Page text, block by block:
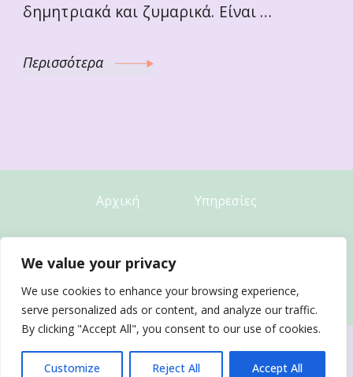
We value your privacy
We use cookies to enhance your browsing experience,
serve personalized ads or content, and analyze our traffic.
By clicking "Accept All", you consent to our use of cookies.
Customize Reject All Accept All
δημητριακά και ζυμαρικά. Είναι …
Περισσότερα
Αρχική Υπηρεσίες
Άρθρα Επικοινωνία
Όροι Χρήσης-Πολιτική Απορρήτου